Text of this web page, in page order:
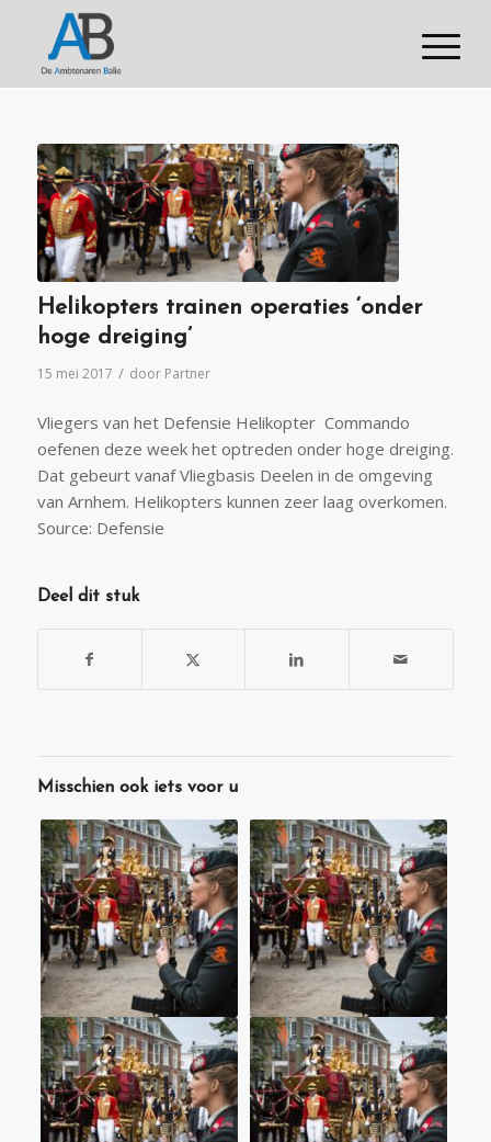
Helikopters trainen operaties ‘onder
hoge dreiging’
15 mei 2017 / door Partner
Vliegers van het Defensie Helikopter Commando
oefenen deze week het optreden onder hoge dreiging.
Dat gebeurt vanaf Vliegbasis Deelen in de omgeving
van Arnhem. Helikopters kunnen zeer laag overkomen.
Source: Defensie
Deel dit stuk
Misschien ook iets voor u